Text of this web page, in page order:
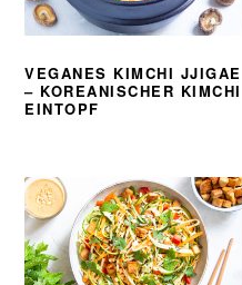
VEGANES KIMCHI JJIGAE
– KOREANISCHER KIMCHI
EINTOPF